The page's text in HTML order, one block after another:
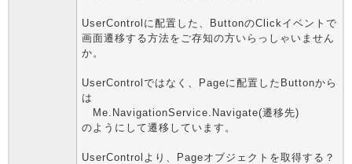
UserControlに配置した、ButtonのClickイベントで
画面遷移する方法をご存知の方いらっしゃいません
か。
UserControlではなく、Pageに配置したButtonから
は
Me.NavigationService.Navigate(遷移先)
のようにして遷移しています。
UserControlより、Pageオブジェクトを取得する？